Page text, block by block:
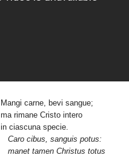
Mangi carne, bevi sangue;
ma rimane Cristo intero
in ciascuna specie.
Caro cibus, sanguis potus:
manet tamen Christus totus